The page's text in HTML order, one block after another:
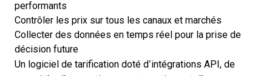
performants
Contrôler les prix sur tous les canaux et marchés
Collecter des données en temps réel pour la prise de
décision future
Un logiciel de tarification doté d’intégrations API, de